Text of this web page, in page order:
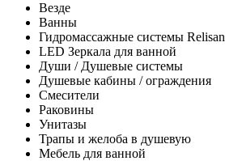
Везде
Ванны
Гидромассажные системы Relisan
LED Зеркала для ванной
Души / Душевые системы
Душевые кабины / ограждения
Смесители
Раковины
Унитазы
Трапы и желоба в душевую
Мебель для ванной